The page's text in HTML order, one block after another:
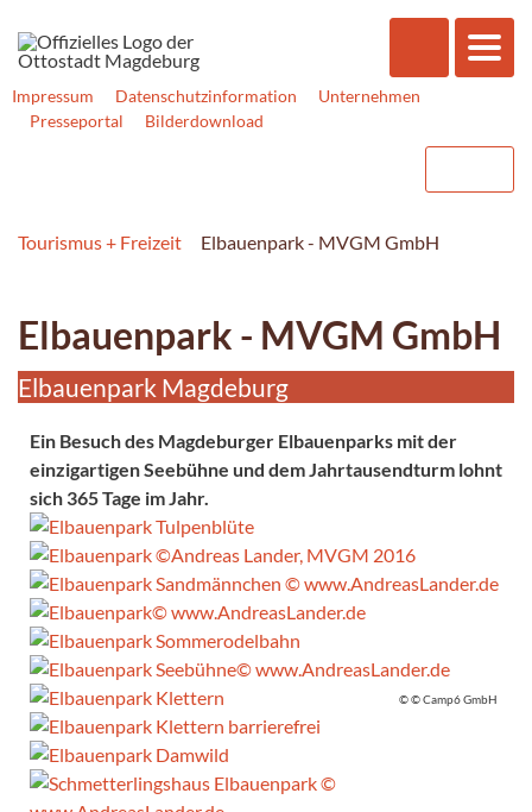
Impressum Datenschutzinformation
Unternehmen
Presseportal
Bilderdownload
Tourismus + Freizeit Elbauenpark - MVGM GmbH
Elbauenpark - MVGM GmbH
Elbauenpark Magdeburg
Ein Besuch des Magdeburger Elbauenparks mit der
einzigartigen Seebühne und dem Jahrtausendturm lohnt
sich 365 Tage im Jahr.
© © Camp6 GmbH